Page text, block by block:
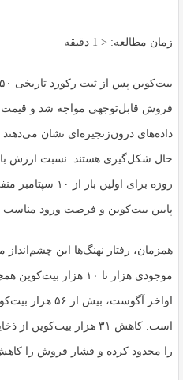
زمان مطالعه: < 1 دقیقه
داده‌های درون‌زنجیره‌ای نشان
روزه برای اولین
پایین بیت‌کوین و فرصت‌ ورود مناسب
همزمان، رفتار نهنگ‌ها این چشم‌انداز
موجودی هزار تا ۱۰ هزار
اواخر آگوست،
است. کاهش ۳۱ هزار
را محدود کرده و فشار فروش را